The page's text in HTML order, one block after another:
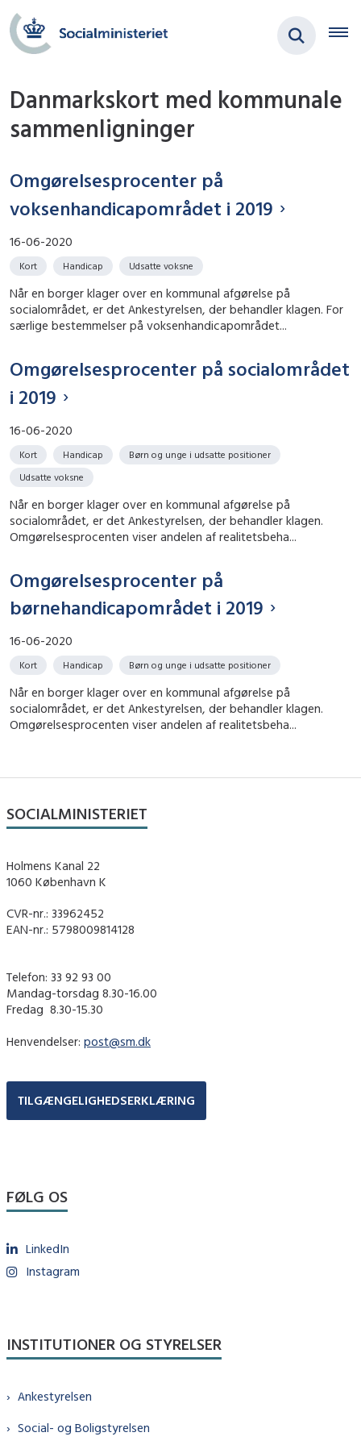
Danmarkskort med kommunale
sammenligninger
Omgørelsesprocenter på
voksenhandicapområdet i 2019
16-06-2020
Kort Handicap Udsatte voksne
Når en borger klager over en kommunal afgørelse på
socialområdet, er det Ankestyrelsen, der behandler klagen. For
særlige bestemmelser på voksenhandicapområdet...
Omgørelsesprocenter på socialområdet
i 2019
16-06-2020
Kort Handicap
Børn og unge i udsatte positioner
Udsatte voksne
Når en borger klager over en kommunal afgørelse på
socialområdet, er det Ankestyrelsen, der behandler klagen.
Omgørelsesprocenten viser andelen af realitetsbeha...
Omgørelsesprocenter på
børnehandicapområdet i 2019
16-06-2020
Kort Handicap Børn og unge i udsatte positioner
Når en borger klager over en kommunal afgørelse på
socialområdet, er det Ankestyrelsen, der behandler klagen.
Omgørelsesprocenten viser andelen af realitetsbeha...
SOCIALMINISTERIET
Holmens Kanal 22
1060 København K
CVR-nr.: 33962452
EAN-nr.: 5798009814128
Telefon: 33 92 93 00
Mandag-torsdag 8.30-16.00
Fredag ​ 8.30-15.30
Henvendelser: post@sm.dk
TILGÆNGELIGHEDSERKLÆRING
FØLG OS
LinkedIn
Instagram
INSTITUTIONER OG STYRELSER
Ankestyrelsen
Social- og Boligstyrelsen